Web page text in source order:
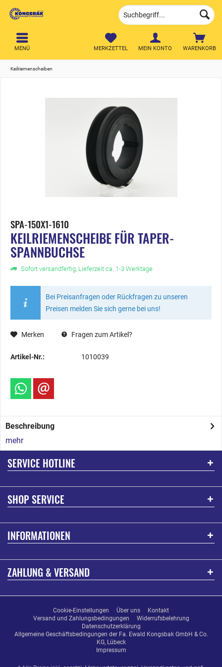
WARENKORB
MERKZETTEL MEIN KONTO
MENÜ
Keilriemenscheiben
SPA-150X1-1610
KEILRIEMENSCHEIBE FÜR TAPER-
SPANNBUCHSE
Sofort versandfertig, Lieferzeit ca. 1-3 Werktage
Bei Preisanfragen oder Rückfragen zu unseren
Preisen melden Sie sich gerne bei uns!
Merken Fragen zum Artikel?
Artikel-Nr.: 1010039
Beschreibung
mehr
SERVICE HOTLINE
SHOP SERVICE
INFORMATIONEN
ZAHLUNG & VERSAND
Cookie-Einstellungen Über uns
Kontakt
Versand und Zahlungsbedingungen
Widerrufsbelehrung
Datenschutzerklärung
Allgemeine Geschäftsbedingungen der Fa. Ewald Kongsbak GmbH & Co.
KG, Lübeck
Impressum